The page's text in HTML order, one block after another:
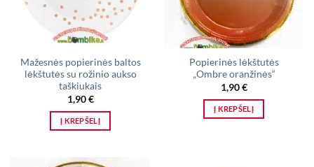
Mažesnės popierinės baltos
lėkštutės su rožinio aukso
taškiukais
1,90€
Į KREPŠELĮ
Popierinės lėkštutės
„Ombre oranžinės“
1,90€
Į KREPŠELĮ